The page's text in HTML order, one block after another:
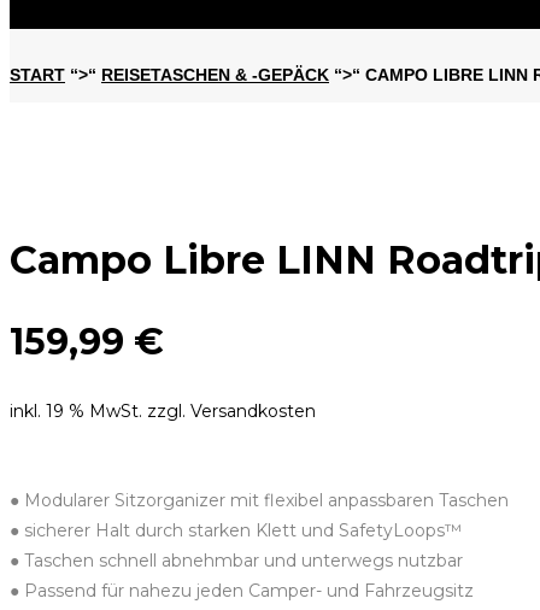
START “>“ REISETASCHEN & -GEPÄCK “>“ CAMPO LIBRE LINN
Campo Libre LINN
159,99 €
inkl. 19 % MwSt. zzgl. Versandkosten
● Modularer Sitzorganizer mit flexibel anpassbaren Taschen
● sicherer Halt durch starken Klett und SafetyLoops™
● Taschen schnell abnehmbar und unterwegs nutzbar
● Passend für nahezu jeden Camper- und Fahrzeugsitz